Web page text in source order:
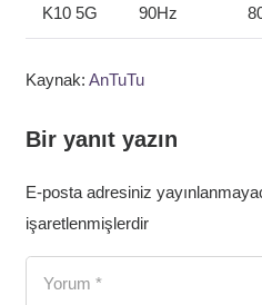
K10 5G
90Hz
Kaynak: AnTuTu
Bir yanıt yazın
E-posta adresiniz
işaretlenmişlerdir